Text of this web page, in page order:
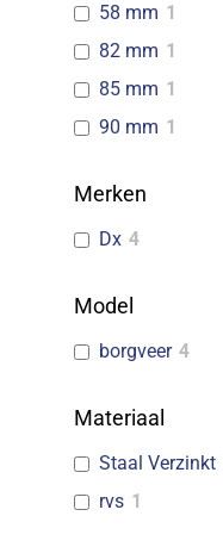
58 mm 1
82 mm 1
85 mm 1
90 mm 1
Merken
Dx 4
Model
borgveer 4
Materiaal
Staal Verzinkt
rvs 1